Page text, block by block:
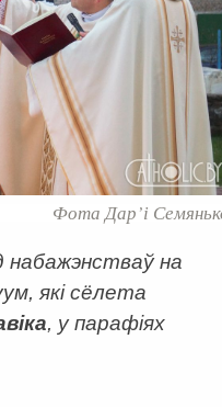
Фота Дар’і
набажэнстваў на
які сёлета
, у парафіях